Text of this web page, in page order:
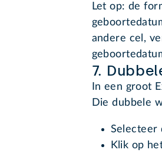
Let op: de
andere cel,
7.
In een groot
Die dubbele
Selecteer
Klik op